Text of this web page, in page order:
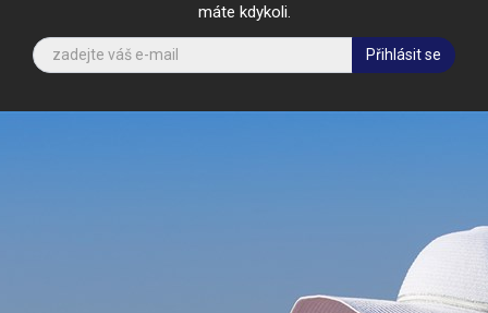
máte kdykoli.
Přihlásit se